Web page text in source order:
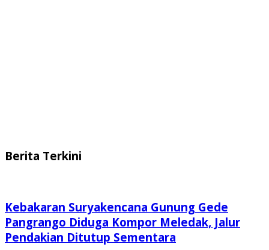
Berita Terkini
Kebakaran Suryakencana Gunung Gede
Pangrango Diduga Kompor Meledak, Jalur
Pendakian Ditutup Sementara